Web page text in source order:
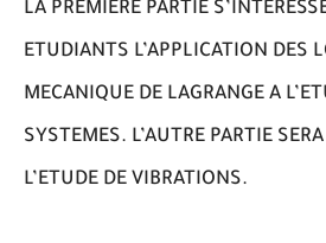
LA PREMIERE PARTIE
ETUDIANTS L’APPLICATION DES
MECANIQUE DE LAGRANGE A
SYSTEMES. L’AUTRE PARTIE
L’ETUDE DE VIBRATIONS.